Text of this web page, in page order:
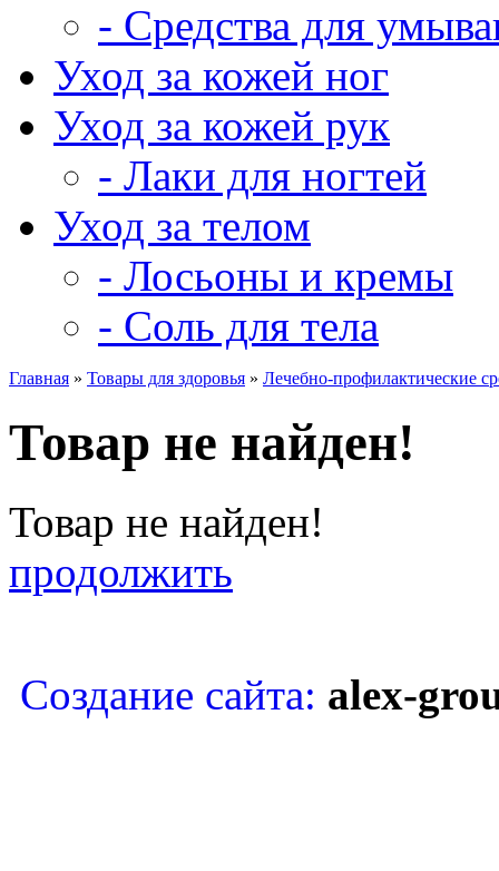
- Средства для
Уход за кожей ног
Уход за кожей рук
- Лаки для ногтей
Уход за телом
- Лосьоны и кремы
- Соль для тела
Главная » Товары для здоровья » Лечебно-профилактические
Товар не найден!
Товар не найден!
продолжить
Создание сайта: alex-